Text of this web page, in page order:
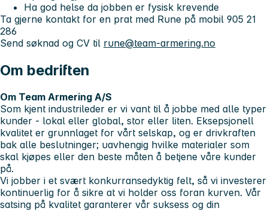
Ha god helse da jobben er fysisk krevende
Ta gjerne kontakt for en prat med Rune på mobil 905 21
286
Send søknad og CV til rune@team-armering.no
Om bedriften
Om Team Armering A/S
Som kjent industrileder er vi vant til å jobbe med alle typer
kunder - lokal eller global, stor eller liten. Eksepsjonell
kvalitet er grunnlaget for vårt selskap, og er drivkraften
bak alle beslutninger; uavhengig hvilke materialer som
skal kjøpes eller den beste måten å betjene våre kunder
på.
Vi jobber i et svært konkurransedyktig felt, så vi investerer
kontinuerlig for å sikre at vi holder oss foran kurven. Vår
satsing på kvalitet garanterer vår suksess og din